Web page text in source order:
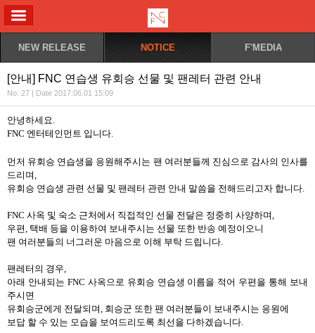
NEW RELEASE NOTICE F'MEDIA
[안내] FNC 연습생 유회승 선물 및 팬레터 관련 안내
No. 27 | Date 2017.06.01 15:09
안녕하세요.
FNC 엔터테인먼트 입니다.
먼저 유회승 연습생을 응원해주시는 팬 여러분들께 진심으로 감사의 인사를
드리며,
유회승 연습생 관련 선물 및 팬레터 관련 안내 말씀을 전해드리고자 합니다.
FNC 사옥 및 숙소 근처에서 직접적인 선물 전달은 정중히 사양하며,
우편, 택배 등을 이용하여 보내주시는 선물 또한 반송 예정이오니
팬 여러분들의 너그러운 마음으로 이해 부탁 드립니다.
팬레터의 경우,
아래 안내되는 FNC 사옥으로 유회승 연습생 이름을 적어 우편을 통해 보내
주시면
유회승군에게 전달되며, 회승군 또한 팬 여러분들이 보내주시는 응원에
보답 할 수 있는 모습을 보여드리도록 최선을 다하겠습니다.